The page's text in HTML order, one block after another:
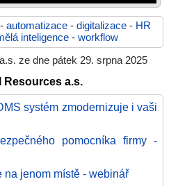
- automatizace - digitalizace - HR
inteligence - workflow
ze dne pátek 29. srpna 2025
Resources a.s.
systém zmodernizuje i vaši
pomocníka firmy -
na jenom místě - webinář